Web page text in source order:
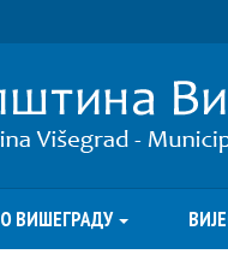
О ВИШЕГРАДУ